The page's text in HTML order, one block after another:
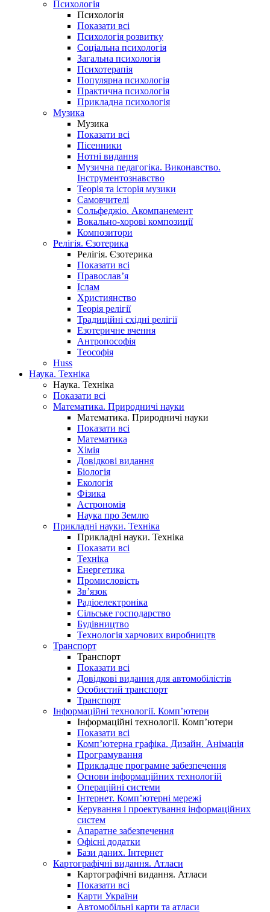
Психологія
Психологія
Показати всі
Психологія розвитку
Соціальна психологія
Загальна психологія
Психотерапія
Популярна психологія
Практична психологія
Прикладна психологія
Музика
Музика
Показати всі
Пісенники
Нотні видання
Музична педагогіка. Виконавство.
Інструментознавство
Теорія та історія музики
Самовчителі
Сольфеджіо. Акомпанемент
Вокально-хорові композиції
Композитори
Релігія. Єзотерика
Релігія. Єзотерика
Показати всі
Православ’я
Іслам
Християнство
Теорія релігії
Традиційні східні релігії
Езотеричне вчення
Антропософія
Теософія
Huss
Наука. Техніка
Наука. Техніка
Показати всі
Математика. Природничі науки
Математика. Природничі науки
Показати всі
Математика
Хімія
Довідкові видання
Біологія
Екологія
Фізика
Астрономія
Наука про Землю
Прикладні науки. Техніка
Прикладні науки. Техніка
Показати всі
Техніка
Енергетика
Промисловість
Зв’язок
Радіоелектроніка
Сільське господарство
Будівництво
Технологія харчових виробництв
Транспорт
Транспорт
Показати всі
Довідкові видання для автомобілістів
Особистий транспорт
Транспорт
Інформаційні технології. Комп’ютери
Інформаційні технології. Комп’ютери
Показати всі
Комп’ютерна графіка. Дизайн. Анімація
Програмування
Прикладне програмне забезпечення
Основи інформаційних технологій
Операційні системи
Інтернет. Комп’ютерні мережі
Керування і проектування інформаційних
систем
Апаратне забезпечення
Офісні додатки
Бази даних. Інтернет
Картографічні видання. Атласи
Картографічні видання. Атласи
Показати всі
Карти України
Автомобільні карти та атласи